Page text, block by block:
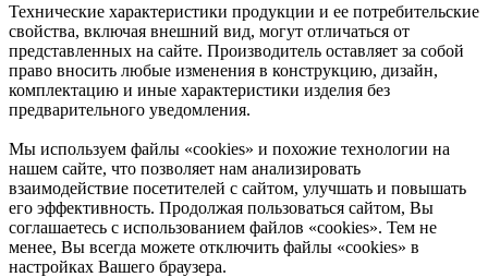
Технические характеристики продукции и ее потребительские
свойства, включая внешний вид, могут отличаться от
представленных на сайте. Производитель оставляет за собой
право вносить любые изменения в конструкцию, дизайн,
комплектацию и иные характеристики изделия без
предварительного уведомления.
Мы используем файлы «cookies» и похожие технологии на
нашем сайте, что позволяет нам анализировать
взаимодействие посетителей с сайтом, улучшать и повышать
его эффективность. Продолжая пользоваться сайтом, Вы
соглашаетесь с использованием файлов «cookies». Тем не
менее, Вы всегда можете отключить файлы «cookies» в
настройках Вашего браузера.